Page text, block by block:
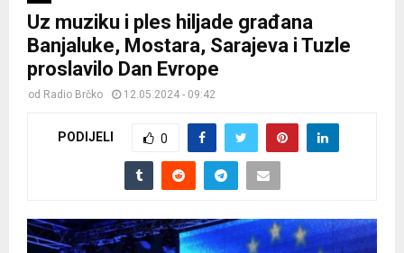
Uz muziku i ples hiljade građana
Banjaluke, Mostara, Sarajeva i Tuzle
proslavilo Dan Evrope
od Radio Brčko 12.05.2024 - 09:42
PODIJELI 0